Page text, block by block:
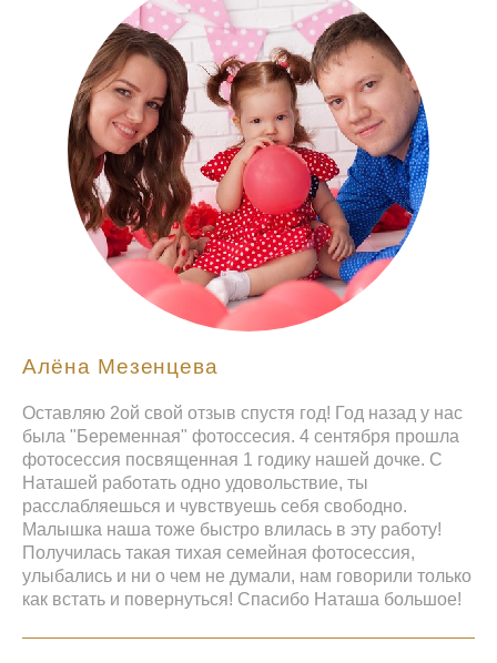
Алёна Мезенцева
Оставляю 2ой свой отзыв спустя год! Год назад у нас
была "Беременная" фотоссесия. 4 сентября прошла
фотосессия посвященная 1 годику нашей дочке. С
Наташей работать одно удовольствие, ты
расслабляешься и чувствуешь себя свободно.
Малышка наша тоже быстро влилась в эту работу!
Получилась такая тихая семейная фотосессия,
улыбались и ни о чем не думали, нам говорили только
как встать и повернуться! Спасибо Наташа большое!